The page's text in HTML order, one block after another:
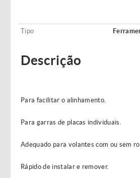
Tipo
Descrição
Para facilitar o alinhamento.
Para garras de placas individuais.
Adequado para volantes com ou sem
Rápido de instalar e remover.